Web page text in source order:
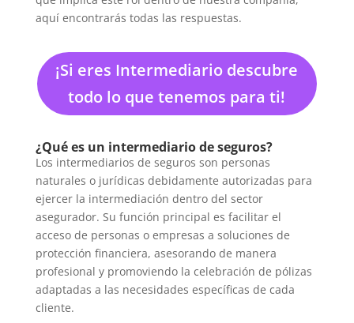
aquí encontrarás todas las respuestas.
¡Si eres Intermediario descubre
todo lo que tenemos para ti!
¿Qué es un intermediario​ de seguros?
Los intermediarios de seguros son personas
naturales o jurídicas debidamente autorizadas para
ejercer la intermediación dentro del sector
asegurador. Su función principal es facilitar el
acceso de personas o empresas a soluciones de
protección financiera, asesorando de manera
profesional y promoviendo la celebración de pólizas
adaptadas a las necesidades específicas de cada
cliente.